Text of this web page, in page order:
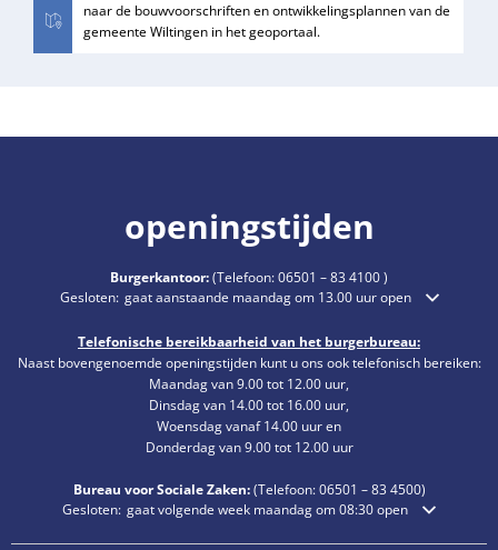
naar de bouwvoorschriften en ontwikkelingsplannen van de
gemeente Wiltingen in het geoportaal.
openingstijden
Burgerkantoor:(Telefoon:06501 – 83 4100)
Klik om extra openings- of sluitingstijden te verbergen
Gesloten: gaat aanstaande maandag om 13.00 uur open
Telefonische bereikbaarheid van het burgerbureau:
Naast bovengenoemde openingstijden kunt u ons ook telefonisch bereiken:
Maandag van 9.00 tot 12.00 uur,
Dinsdag van 14.00 tot 16.00 uur,
Woensdag vanaf 14.00 uur en
Donderdag van 9.00 tot 12.00 uur
Bureau voor Sociale Zaken:(Telefoon:06501 – 834500)
Klik om extra openings- of sluitingstijden te verbergen
Gesloten: gaat volgende week maandag om 08:30 open